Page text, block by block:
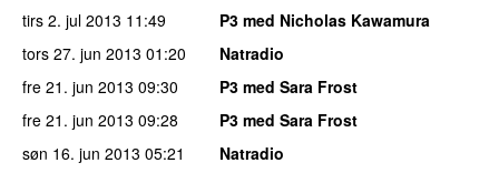
tirs 2. jul 2013 11:49
P3 med Nicholas Kawamura
tors 27. jun 2013 01:20
Natradio
fre 21. jun 2013 09:30
P3 med Sara Frost
fre 21. jun 2013 09:28
P3 med Sara Frost
søn 16. jun 2013 05:21
Natradio